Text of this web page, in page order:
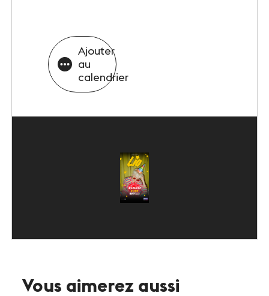
Ajouter
au
calendrier
Vous aimerez aussi